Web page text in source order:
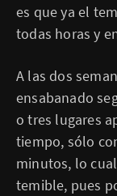
es que ya el
todas horas y
A las dos
ensabanado
o tres lugares
tiempo, sólo
minutos, lo
temible, pues